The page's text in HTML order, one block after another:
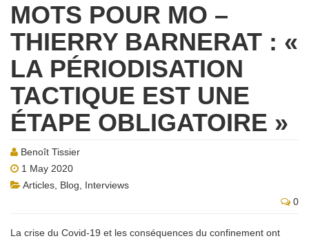
MOTS POUR MO –
THIERRY BARNERAT : «
LA PÉRIODISATION
TACTIQUE EST UNE
ÉTAPE OBLIGATOIRE »
Benoît Tissier
1 May 2020
Articles Blog
Interviews
0
La crise du Covid-19 et les conséquences du confinement ont